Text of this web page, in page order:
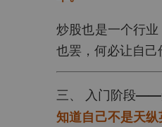
炒股也是一个行
也罢，何必让自己
三、 入门阶段——
知道自己不是天